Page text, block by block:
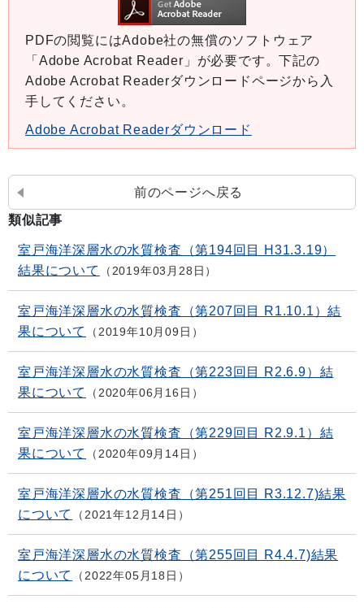
PDFの閲覧にはAdobe社の無償のソフトウェア
「Adobe Acrobat Reader」が必要です。下記の
Adobe Acrobat Readerダウンロードページから入
手してください。
Adobe Acrobat Readerダウンロード
前のページへ戻る
類似記事
室戸海洋深層水の水質検査（第194回目 H31.3.19）
結果について
2019年03月28日
室戸海洋深層水の水質検査（第207回目 R1.10.1）結
果について
2019年10月09日
室戸海洋深層水の水質検査（第223回目 R2.6.9）結
果について
2020年06月16日
室戸海洋深層水の水質検査（第229回目 R2.9.1）結
果について
2020年09月14日
室戸海洋深層水の水質検査（第251回目 R3.12.7)結果
について
2021年12月14日
室戸海洋深層水の水質検査（第255回目 R4.4.7)結果
について
2022年05月18日